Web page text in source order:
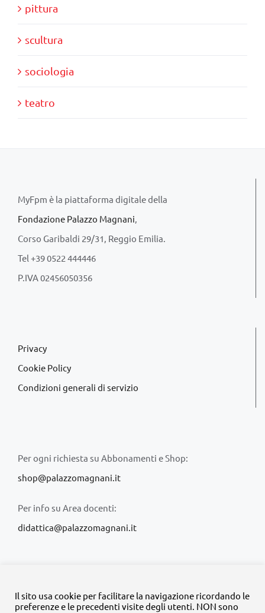
pittura
scultura
sociologia
teatro
MyFpm è la piattaforma digitale della
Fondazione Palazzo Magnani,
Corso Garibaldi 29/31, Reggio Emilia.
Tel +39 0522 444446
P.IVA 02456050356
Privacy
Cookie Policy
Condizioni generali di servizio
Per ogni richiesta su Abbonamenti e Shop:
shop@palazzomagnani.it
Per info su Area docenti:
didattica@palazzomagnani.it
Il sito usa cookie per facilitare la navigazione ricordando le
preferenze e le precedenti visite degli utenti. NON sono